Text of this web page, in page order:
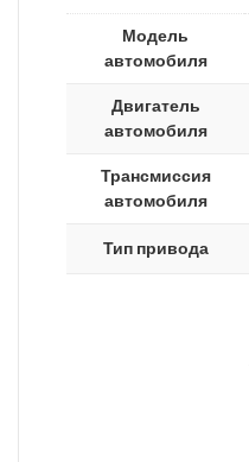
Модель
автомобиля
Двигатель
автомобиля
Трансмиссия
автомобиля
Тип привода